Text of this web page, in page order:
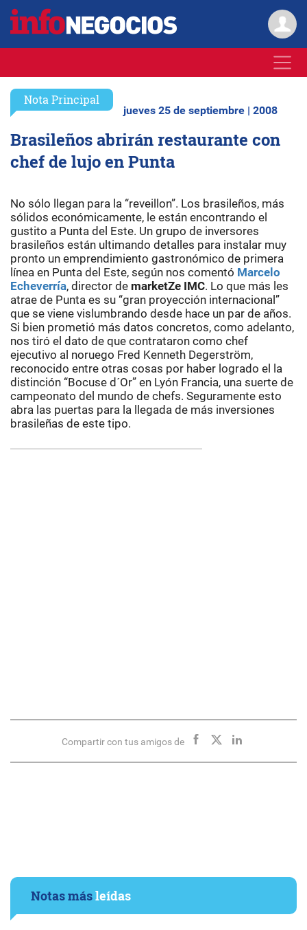
Nota Principal
jueves 25 de septiembre | 2008
Brasileños abrirán restaurante con
chef de lujo en Punta
No sólo llegan para la “reveillon”. Los brasileños, más
sólidos económicamente, le están encontrando el
gustito a Punta del Este. Un grupo de inversores
brasileños están ultimando detalles para instalar muy
pronto un emprendimiento gastronómico de primera
línea en Punta del Este, según nos comentó Marcelo
Echeverría, director de marketZe IMC. Lo que más les
atrae de Punta es su “gran proyección internacional”
que se viene vislumbrando desde hace un par de años.
Si bien prometió más datos concretos, como adelanto,
nos tiró el dato de que contrataron como chef
ejecutivo al noruego Fred Kenneth Degerström,
reconocido entre otras cosas por haber logrado el la
distinción “Bocuse d´Or” en Lyón Francia, una suerte de
campeonato del mundo de chefs. Seguramente esto
abra las puertas para la llegada de más inversiones
brasileñas de este tipo.
Compartir con tus amigos de
Notas másleídas